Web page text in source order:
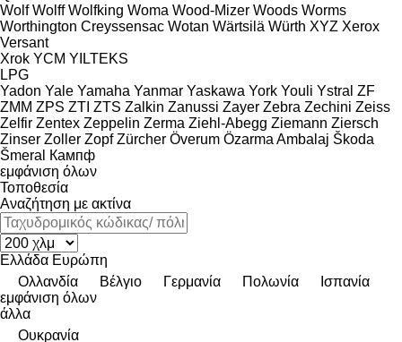
Wolf Wolff Wolfking Woma Wood-Mizer Woods Worms
Worthington Creyssensac Wotan Wärtsilä Würth XYZ Xerox
Versant
Xrok YCM YILTEKS
LPG
Yadon Yale Yamaha Yanmar Yaskawa York Youli Ystral ZF
ZMM ZPS ZTI ZTS Zalkin Zanussi Zayer Zebra Zechini Zeiss
Zelfir Zentex Zeppelin Zerma Ziehl-Abegg Ziemann Ziersch
Zinser Zoller Zopf Zürcher Överum Özarma Ambalaj Škoda
Šmeral
Кампф
εμφάνιση όλων
Τοποθεσία
Αναζήτηση με ακτίνα
Ελλάδα Ευρώπη
Ολλανδία
Βέλγιο Γερμανία Πολωνία
Ισπανία
εμφάνιση όλων
άλλα
Ουκρανία